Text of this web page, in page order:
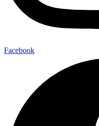
Facebook